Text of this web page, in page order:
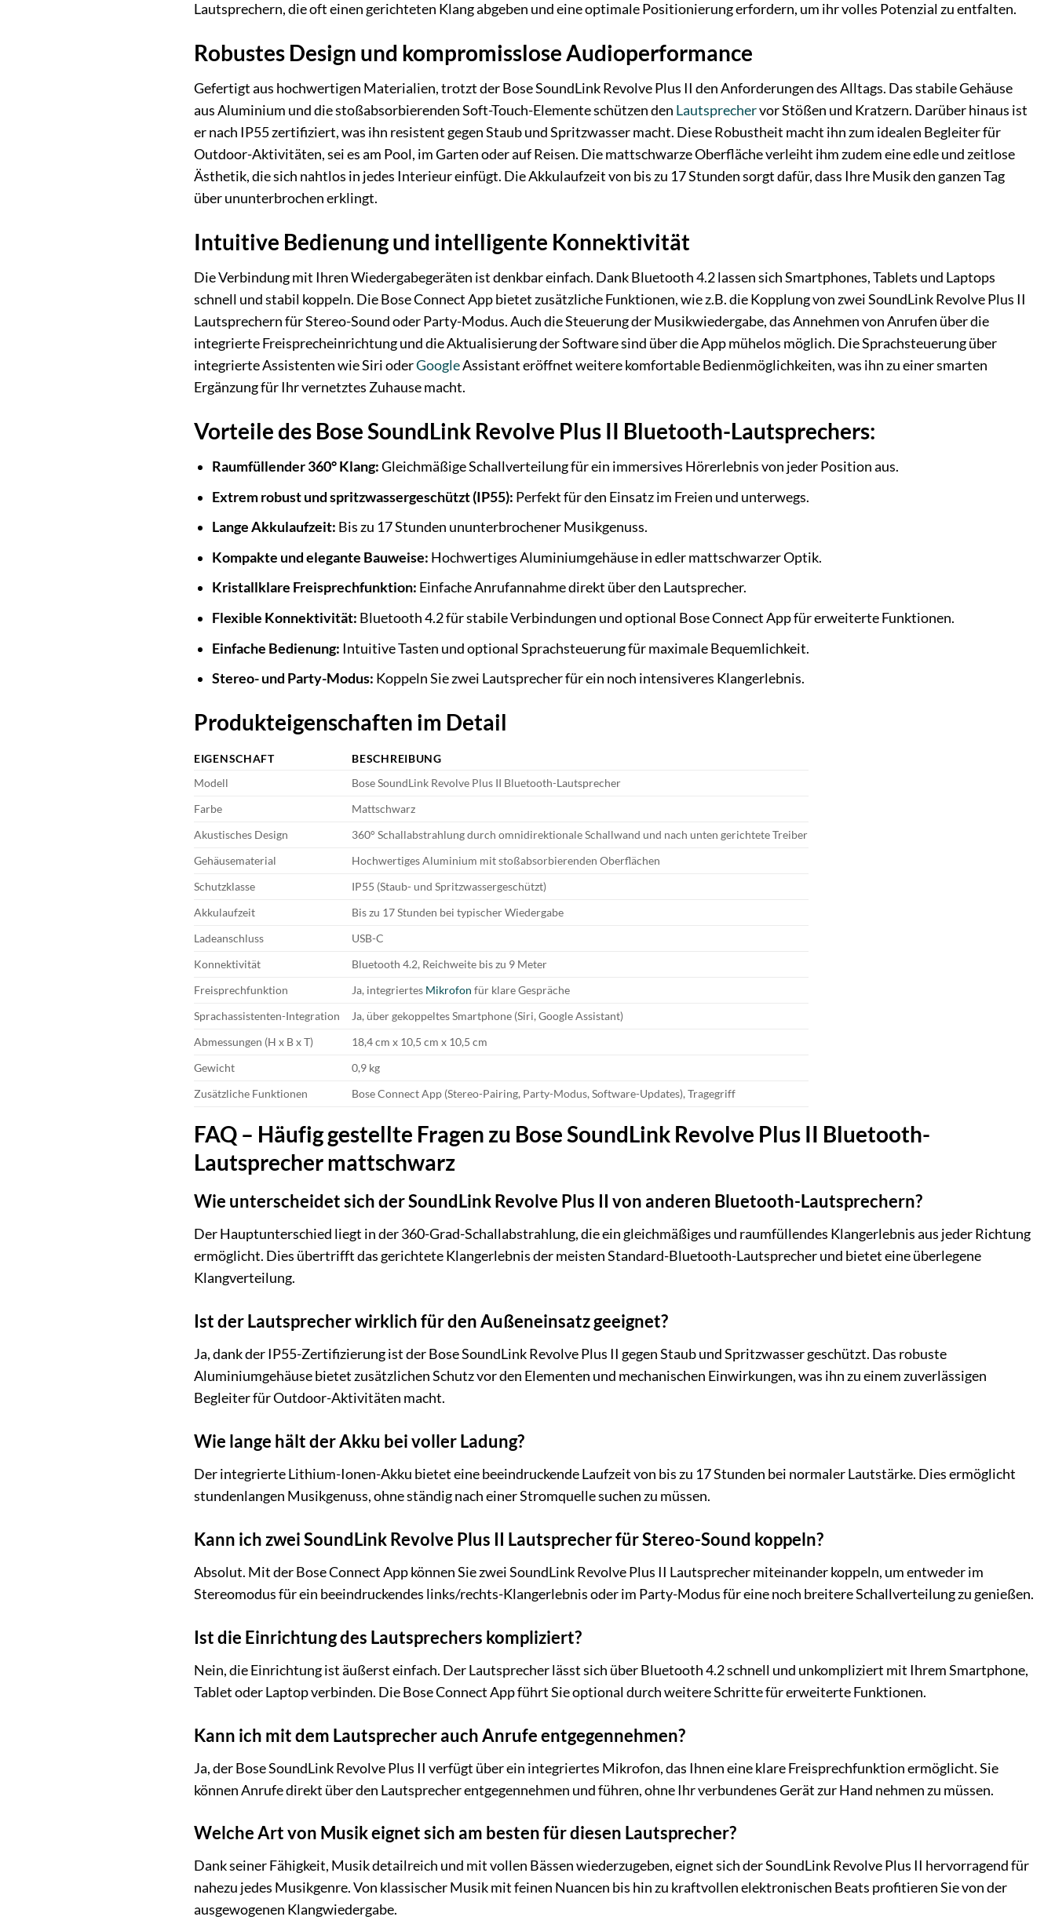
Lautsprechern, die oft einen gerichteten Klang abgeben und eine optimale Positionierung erfordern, um ihr volles Potenzial zu entfalten.
Robustes Design und kompromisslose Audioperformance
Gefertigt aus hochwertigen Materialien, trotzt der Bose SoundLink Revolve Plus II den Anforderungen des Alltags. Das stabile Gehäuse
aus Aluminium und die stoßabsorbierenden Soft-Touch-Elemente schützen den Lautsprechervor Stößen und Kratzern. Darüber hinaus ist
er nach IP55 zertifiziert, was ihn resistent gegen Staub und Spritzwasser macht. Diese Robustheit macht ihn zum idealen Begleiter für
Outdoor-Aktivitäten, sei es am Pool, im Garten oder auf Reisen. Die mattschwarze Oberfläche verleiht ihm zudem eine edle und zeitlose
Ästhetik, die sich nahtlos in jedes Interieur einfügt. Die Akkulaufzeit von bis zu 17 Stunden sorgt dafür, dass Ihre Musik den ganzen Tag
über ununterbrochen erklingt.
Intuitive Bedienung und intelligente Konnektivität
Die Verbindung mit Ihren Wiedergabegeräten ist denkbar einfach. Dank Bluetooth 4.2 lassen sich Smartphones, Tablets und Laptops
schnell und stabil koppeln. Die Bose Connect App bietet zusätzliche Funktionen, wie z.B. die Kopplung von zwei SoundLink Revolve Plus II
Lautsprechern für Stereo-Sound oder Party-Modus. Auch die Steuerung der Musikwiedergabe, das Annehmen von Anrufen über die
integrierte Freisprecheinrichtung und die Aktualisierung der Software sind über die App mühelos möglich. Die Sprachsteuerung über
integrierte Assistenten wie Siri oderGoogleAssistant eröffnet weitere komfortable Bedienmöglichkeiten, was ihn zu einer smarten
Ergänzung für Ihr vernetztes Zuhause macht.
Vorteile des Bose SoundLink Revolve Plus II Bluetooth-Lautsprechers:
Raumfüllender 360° Klang:Gleichmäßige Schallverteilung für ein immersives Hörerlebnis von jeder Position aus.
Extrem robust und spritzwassergeschützt (IP55): Perfekt für den Einsatz im Freien und unterwegs.
Lange Akkulaufzeit: Bis zu 17 Stunden ununterbrochener Musikgenuss.
Kompakte und elegante Bauweise: Hochwertiges Aluminiumgehäuse in edler mattschwarzer Optik.
Kristallklare Freisprechfunktion: Einfache Anrufannahme direkt über den Lautsprecher.
Flexible Konnektivität: Bluetooth 4.2 für stabile Verbindungen und optional Bose Connect App für erweiterte Funktionen.
Einfache Bedienung: Intuitive Tasten und optional Sprachsteuerung für maximale Bequemlichkeit.
Stereo- und Party-Modus: Koppeln Sie zwei Lautsprecher für ein noch intensiveres Klangerlebnis.
Produkteigenschaften im Detail
EIGENSCHAFT
BESCHREIBUNG
Modell
Bose SoundLink Revolve Plus II Bluetooth-Lautsprecher
Farbe
Mattschwarz
Akustisches Design
360° Schallabstrahlung durch omnidirektionale Schallwand und nach unten gerichtete Treiber
Gehäusematerial
Hochwertiges Aluminium mit stoßabsorbierenden Oberflächen
Schutzklasse
IP55 (Staub- und Spritzwassergeschützt)
Akkulaufzeit
Bis zu 17 Stunden bei typischer Wiedergabe
Ladeanschluss
USB-C
Konnektivität
Bluetooth 4.2, Reichweite bis zu 9 Meter
Freisprechfunktion
Ja, integriertes Mikrofon für klare Gespräche
Sprachassistenten-Integration
Ja, über gekoppeltes Smartphone (Siri, Google Assistant)
Abmessungen (H x B x T)
18,4 cm x 10,5 cm x 10,5 cm
Gewicht
0,9 kg
Zusätzliche Funktionen
Bose Connect App (Stereo-Pairing, Party-Modus, Software-Updates), Tragegriff
FAQ – Häufig gestellte Fragen zu Bose SoundLink Revolve Plus II Bluetooth-
Lautsprecher mattschwarz
Wie unterscheidet sich der SoundLink Revolve Plus II von anderen Bluetooth-Lautsprechern?
Der Hauptunterschied liegt in der 360-Grad-Schallabstrahlung, die ein gleichmäßiges und raumfüllendes Klangerlebnis aus jeder Richtung
ermöglicht. Dies übertrifft das gerichtete Klangerlebnis der meisten Standard-Bluetooth-Lautsprecher und bietet eine überlegene
Klangverteilung.
Ist der Lautsprecher wirklich für den Außeneinsatz geeignet?
Ja, dank der IP55-Zertifizierung ist der Bose SoundLink Revolve Plus II gegen Staub und Spritzwasser geschützt. Das robuste
Aluminiumgehäuse bietet zusätzlichen Schutz vor den Elementen und mechanischen Einwirkungen, was ihn zu einem zuverlässigen
Begleiter für Outdoor-Aktivitäten macht.
Wie lange hält der Akku bei voller Ladung?
Der integrierte Lithium-Ionen-Akku bietet eine beeindruckende Laufzeit von bis zu 17 Stunden bei normaler Lautstärke. Dies ermöglicht
stundenlangen Musikgenuss, ohne ständig nach einer Stromquelle suchen zu müssen.
Kann ich zwei SoundLink Revolve Plus II Lautsprecher für Stereo-Sound koppeln?
Absolut. Mit der Bose Connect App können Sie zwei SoundLink Revolve Plus II Lautsprecher miteinander koppeln, um entweder im
Stereomodus für ein beeindruckendes links/rechts-Klangerlebnis oder im Party-Modus für eine noch breitere Schallverteilung zu genießen.
Ist die Einrichtung des Lautsprechers kompliziert?
Nein, die Einrichtung ist äußerst einfach. Der Lautsprecher lässt sich über Bluetooth 4.2 schnell und unkompliziert mit Ihrem Smartphone,
Tablet oder Laptop verbinden. Die Bose Connect App führt Sie optional durch weitere Schritte für erweiterte Funktionen.
Kann ich mit dem Lautsprecher auch Anrufe entgegennehmen?
Ja, der Bose SoundLink Revolve Plus II verfügt über ein integriertes Mikrofon, das Ihnen eine klare Freisprechfunktion ermöglicht. Sie
können Anrufe direkt über den Lautsprecher entgegennehmen und führen, ohne Ihr verbundenes Gerät zur Hand nehmen zu müssen.
Welche Art von Musik eignet sich am besten für diesen Lautsprecher?
Dank seiner Fähigkeit, Musik detailreich und mit vollen Bässen wiederzugeben, eignet sich der SoundLink Revolve Plus II hervorragend für
nahezu jedes Musikgenre. Von klassischer Musik mit feinen Nuancen bis hin zu kraftvollen elektronischen Beats profitieren Sie von der
ausgewogenen Klangwiedergabe.